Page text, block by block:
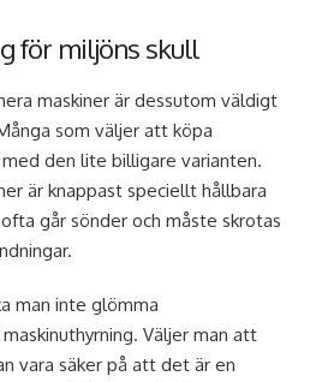
för miljöns skull
maskiner är dessutom väldigt
som väljer att köpa
den lite billigare varianten.
är knappast speciellt hållbara
går sönder och måste skrotas
man inte glömma
Väljer man att
vara säker på att det är en